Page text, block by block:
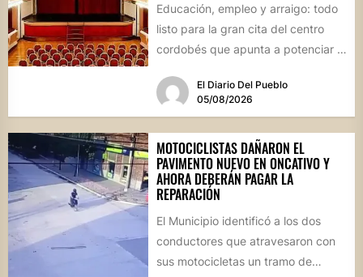
Educación, empleo y arraigo: todo
listo para la gran cita del centro
cordobés que apunta a potenciar el
El Diario Del Pueblo
05/08/2026
MOTOCICLISTAS DAÑARON EL
PAVIMENTO NUEVO EN ONCATIVO Y
AHORA DEBERÁN PAGAR LA
REPARACIÓN
El Municipio identificó a los dos
conductores que atravesaron con
sus motocicletas un tramo de